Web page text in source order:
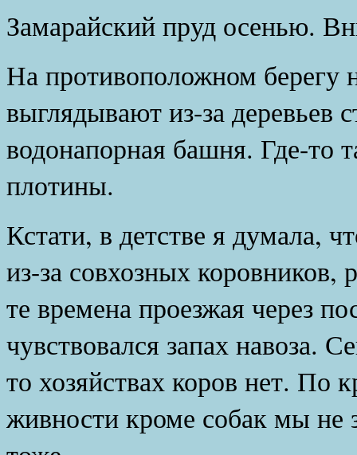
Замарайский пруд осенью.
На противоположном берегу
выглядывают из-за деревьев
водонапорная башня. Где-то
плотины.
Кстати, в детстве я думала,
из-за совхозных
те времена проезжая через
чувствовался запах навоза.
то хозяйствах коров нет. По
живности кроме собак мы не